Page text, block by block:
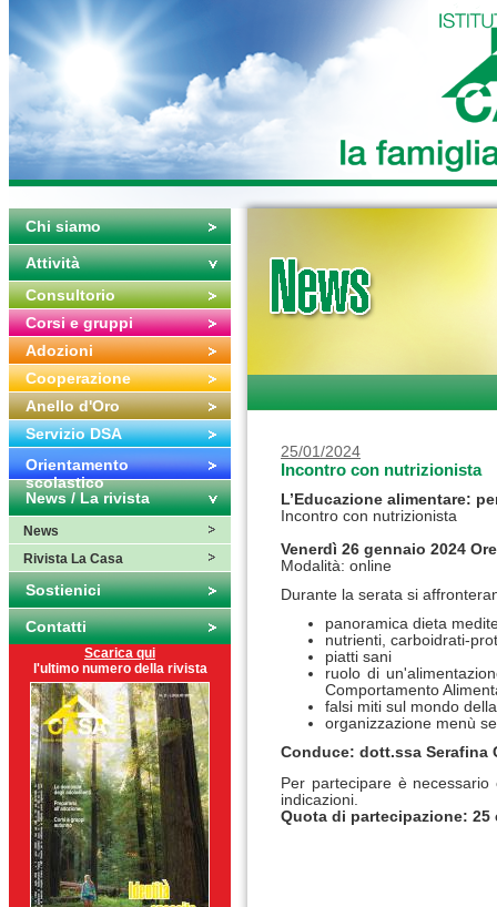
Chi siamo
Attività
Consultorio
Corsi e gruppi
Adozioni
Cooperazione
Anello d'Oro
Servizio DSA
Orientamento
scolastico
News / La rivista
News
Rivista La Casa
Sostienici
Contatti
Scarica qui
l'ultimo numero della rivista
25/01/2024
Incontro con nutrizionista
L’Educazione alimentare:
Incontro con nutrizionista
Venerdì 26 gennaio 2024
Modalità: online
Durante la serata si
panoramica dieta
nutrienti, carboidrati-
piatti sani
ruolo di
Comportamento
falsi miti sul mondo
organizzazione menù
Conduce: dott.ssa Serafina
Per partecipare è
indicazioni.
Quota di partecipazione: 25